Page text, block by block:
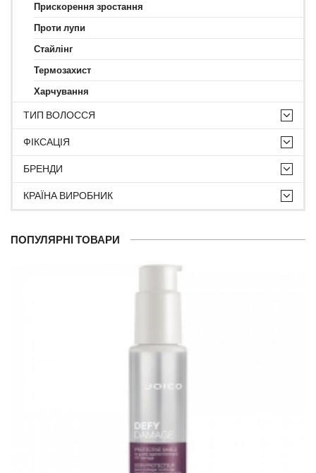
Прискорення зростання
Проти лупи
Стайлінг
Термозахист
Харчування
ТИП ВОЛОССЯ
ФІКСАЦІЯ
БРЕНДИ
КРАЇНА ВИРОБНИК
ПОПУЛЯРНІ ТОВАРИ